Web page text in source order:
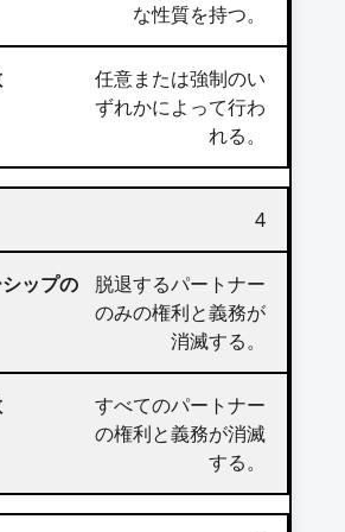
な性質を持つ。
任意または強制のい
ずれかによって行わ
れる。
4
脱退するパートナー
のみの権利と義務が
消滅する。
すべてのパートナー
の権利と義務が消滅
する。